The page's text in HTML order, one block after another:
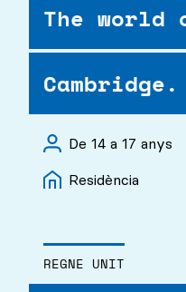
The
Cambridge.
De 14 a 17 anys
Residència
REGNE UNIT